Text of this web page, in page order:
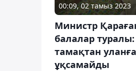
00:09, 02 тамыз 2023
Министр
балалар туралы:
тамақтан
ұқсамайды